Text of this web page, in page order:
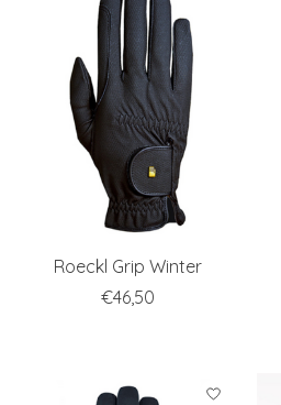
Roeckl Grip Winter
€46,50